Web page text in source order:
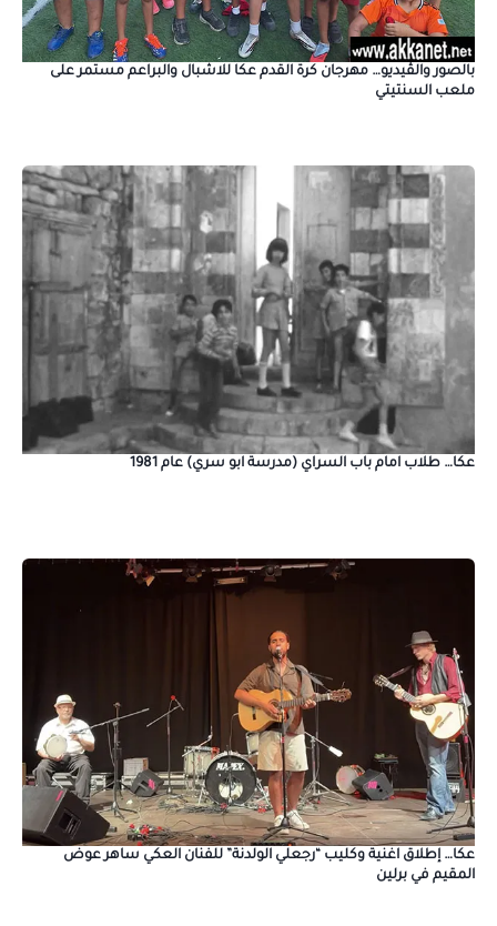
بالصور والڤيديو… مهرجان كرة القدم عكا للاشبال والبراعم مستمر على
ملعب السنتيتي
عكا… طلاب امام باب السراي (مدرسة ابو سري) عام 1981
عكا… إطلاق اغنية وكليب “رجعلي الولدنة” للفنان العكي ساهر عوض
المقيم في برلين